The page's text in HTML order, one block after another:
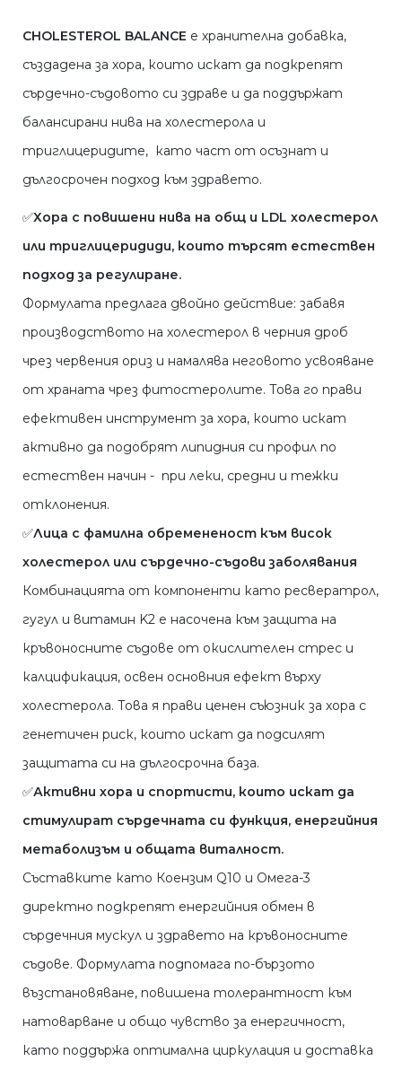
CHOLESTEROL BALANCE е хранителна добавка,
създадена за хора, които искат да подкрепят
сърдечно-съдовото си здраве и да поддържат
балансирани нива на холестерола и
триглицеридите, като част от осъзнат и
дългосрочен подход към здравето.
✅Хора с повишени нива на общ и LDL холестерол
или триглицеридиди, които търсят естествен
подход за регулиране.
Формулата предлага двойно действие: забавя
производството на холестерол в черния дроб
чрез червения ориз и намалява неговото усвояване
от храната чрез фитостеролите. Това го прави
ефективен инструмент за хора, които искат
активно да подобрят липидния си профил по
естествен начин - при леки, средни и тежки
отклонения.
✅Лица с фамилна обремененост към висок
холестерол или сърдечно-съдови заболявания
Комбинацията от компоненти като ресвератрол,
гугул и витамин K2 е насочена към защита на
кръвоносните съдове от окислителен стрес и
калцификация, освен основния ефект върху
холестерола. Това я прави ценен съюзник за хора с
генетичен риск, които искат да подсилят
защитата си на дългосрочна база.
✅Активни хора и спортисти, които искат да
стимулират сърдечната си функция, енергийния
метаболизъм и общата виталност.
Съставките като Коензим Q10 и Омега-3
директно подкрепят енергийния обмен в
сърдечния мускул и здравето на кръвоносните
съдове. Формулата подпомага по-бързото
възстановяване, повишена толерантност към
натоварване и общо чувство за енергичност,
като поддържа оптимална циркулация и доставка